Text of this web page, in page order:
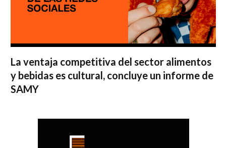
La ventaja competitiva del sector alimentos
y bebidas es cultural, concluye un informe de
SAMY